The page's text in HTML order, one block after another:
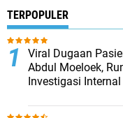
TERPOPULER
Viral Dugaan
Abdul Moeloek,
Investigasi Internal